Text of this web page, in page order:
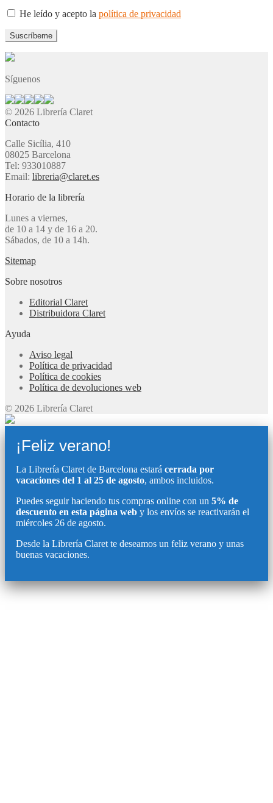
He leído y acepto la política de privacidad
Síguenos
© 2026 Librería Claret
Contacto
Calle Sicília, 410
08025 Barcelona
Tel: 933010887
Email: libreria@claret.es
Horario de la librería
Lunes a viernes,
de 10 a 14 y de 16 a 20.
Sábados, de 10 a 14h.
Sitemap
Sobre nosotros
Editorial Claret
Distribuidora Claret
Ayuda
Aviso legal
Política de privacidad
Política de cookies
Política de devoluciones web
© 2026 Librería Claret
¡Feliz verano!
La Librería Claret de Barcelona estará cerrada por
vacaciones del 1 al 25 de agosto, ambos incluidos.
Puedes seguir haciendo tus compras online con un 5% de
descuento en esta página web y los envíos se reactivarán el
miércoles 26 de agosto.
Desde la Librería Claret te deseamos un feliz verano y unas
buenas vacaciones.